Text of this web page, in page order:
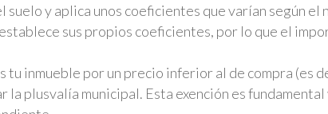
suelo y aplica unos coeficientes que varían según el
sus propios coeficientes, por lo que el
tu inmueble por un precio inferior al de compra (es
la plusvalía municipal. Esta exención es